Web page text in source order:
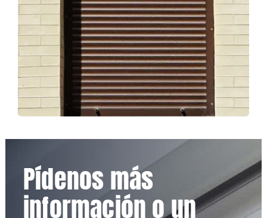
Pídenos más
información o un